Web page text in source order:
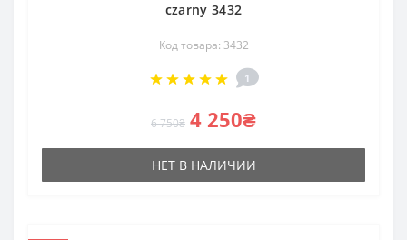
czarny 3432
Код товара: 3432
1
6 750₴ 4 250₴
НЕТ В НАЛИЧИИ